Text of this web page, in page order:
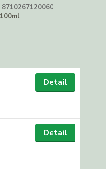
8710267120060
100ml
Detail
Detail